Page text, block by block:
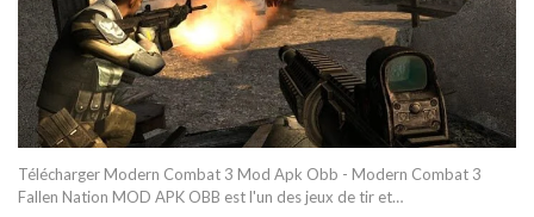
Télécharger Modern Combat 3 Mod Apk Obb - Modern Combat 3
Fallen Nation MOD APK OBB est l'un des jeux de tir et…